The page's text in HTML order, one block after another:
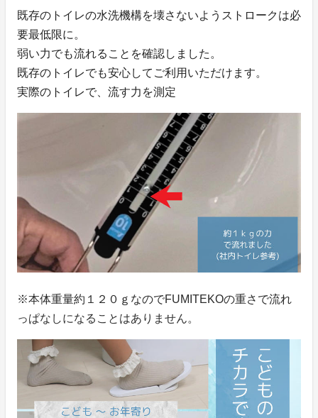
既存のトイレの水洗機構を壊さないようストロークは必
要最低限に。
弱い力でも流れることを確認しました。
既存のトイレでも安心してご利用いただけます。
実際のトイレで、流す力を測定
※本体重量約１２０ｇなのでFUMITEKOの重さで流れ
っぱなしになることはありません。